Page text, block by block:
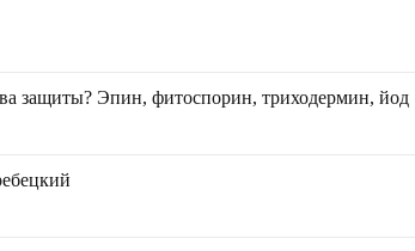
защиты? Эпин, фитоспорин, триходермин, йод